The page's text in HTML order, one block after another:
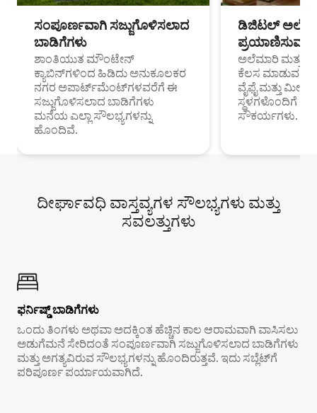
ಸಂಪೂರ್ಣವಾಗಿ ಸಜ್ಜುಗೊಳಿಸಲಾದ
ಬಾಡಿಗೆಗಳು
ಶಾಂತಿಯುತ ಮೌಂಟೇನ್
ಕ್ಯಾಬಿನ್‌ಗಳಿಂದ ಹಿಡಿದು ಅನುಕೂಲಕರ
ನಗರ ಅಪಾರ್ಟ್‌ಮೆಂಟ್‌ಗಳವರೆಗೆ ಈ
ಸಜ್ಜುಗೊಳಿಸಲಾದ ಬಾಡಿಗೆಗಳು
ಮನೆಯ ಎಲ್ಲಾ ಸೌಲಭ್ಯಗಳನ್ನು
ಹೊಂದಿವೆ.
ಡಿಜಿಟಲ್
ಪ್ರಯಾಣಿಸುವ
ಅಲೆಮಾರಿ ಮತ್ತು
ಕೆಲಸ ಮಾಡುವ
ವೈಫೈ ಮತ್ತು
ಸ್ಥಳಗಳೊಂದಿಗೆ
ಸೌಕರ್ಯಗಳು.
ದೀರ್ಘಾವಧಿ ವಾಸ್ತವ್ಯಗಳ ಸೌಲಭ್ಯಗಳು ಮತ್ತು
ಸವಲತ್ತುಗಳು
ಫರ್ನಿಷ್ಡ್ ಬಾಡಿಗೆಗಳು
ಒಂದು ತಿಂಗಳು ಅಥವಾ ಅದಕ್ಕಿಂತ ಹೆಚ್ಚಿನ ಕಾಲ ಆರಾಮವಾಗಿ ವಾಸಿಸಲು
ಅಡುಗೆಮನೆ ಸೇರಿದಂತೆ ಸಂಪೂರ್ಣವಾಗಿ ಸಜ್ಜುಗೊಳಿಸಲಾದ ಬಾಡಿಗೆಗಳು
ಮತ್ತು ಅಗತ್ಯವಿರುವ ಸೌಲಭ್ಯಗಳನ್ನು ಹೊಂದಿರುತ್ತವೆ. ಇದು ಸಬ್ಲೆಟ್‌ಗೆ
ಪರಿಪೂರ್ಣ ಪರ್ಯಾಯವಾಗಿದೆ.